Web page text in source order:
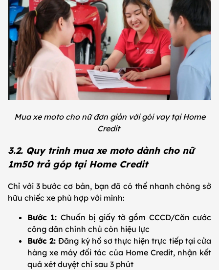
Mua xe moto cho nữ đơn giản với gói vay tại Home
Credit
3.2. Quy trình mua xe moto dành cho nữ
1m50 trả góp tại Home Credit
Chỉ với 3 bước cơ bản, bạn đã có thể nhanh chóng sở
hữu chiếc xe phù hợp với mình:
Bước 1: Chuẩn bị giấy tờ gồm CCCD/Căn cước
công dân chính chủ còn hiệu lực
Bước 2:Đăng ký hồ sơ thực hiện trực tiếp tại cửa
hàng xe máy đối tác của Home Credit, nhận kết
quả xét duyệt chỉ sau 3 phút